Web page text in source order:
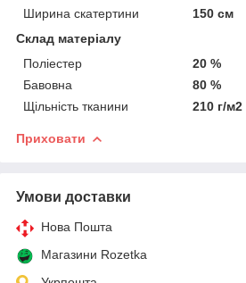
Ширина скатертини
150 см
Склад матеріалу
Поліестер
20 %
Бавовна
80 %
Щільність тканини
210 г/м2
Приховати
Умови доставки
Нова Пошта
Магазини Rozetka